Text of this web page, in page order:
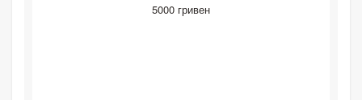
5000 гривен